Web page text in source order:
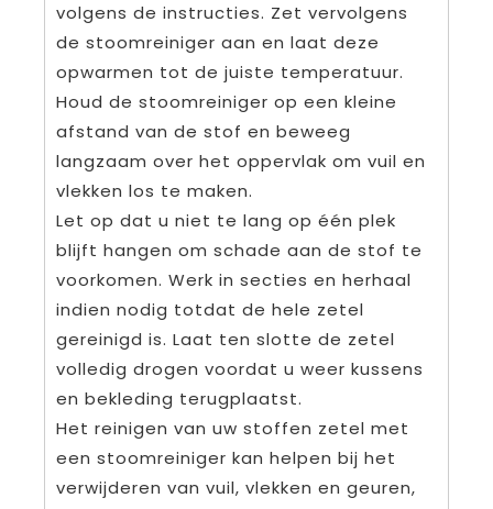
volgens de instructies. Zet vervolgens
de stoomreiniger aan en laat deze
opwarmen tot de juiste temperatuur.
Houd de stoomreiniger op een kleine
afstand van de stof en beweeg
langzaam over het oppervlak om vuil en
vlekken los te maken.
Let op dat u niet te lang op één plek
blijft hangen om schade aan de stof te
voorkomen. Werk in secties en herhaal
indien nodig totdat de hele zetel
gereinigd is. Laat ten slotte de zetel
volledig drogen voordat u weer kussens
en bekleding terugplaatst.
Het reinigen van uw stoffen zetel met
een stoomreiniger kan helpen bij het
verwijderen van vuil, vlekken en geuren,